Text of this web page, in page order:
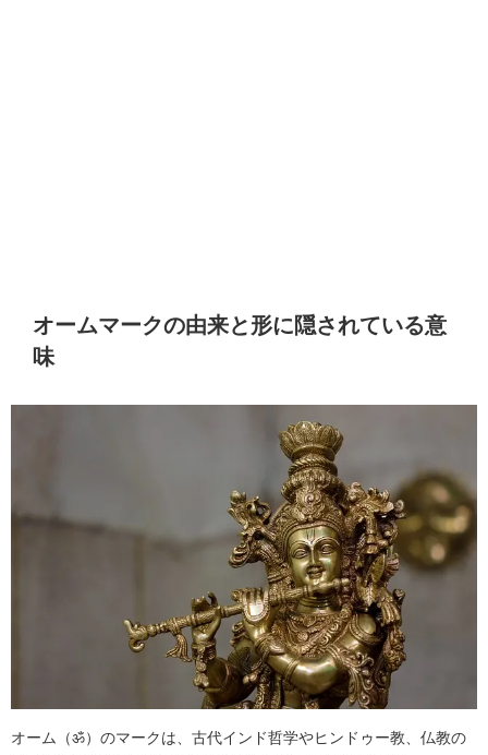
オームマークの由来と形に隠されている意
味
オーム（ॐ）のマークは、古代インド哲学やヒンドゥー教、仏教の